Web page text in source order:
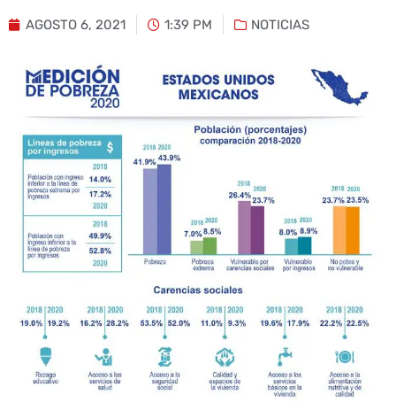
AGOSTO 6, 2021 1:39 PM NOTICIAS